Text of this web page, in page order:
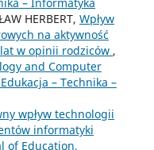
HERBERT, Wpływ
na aktywność
w opinii rodziców ,
and Computer
– Technika –
wpływ technologii
informatyki
of Education,